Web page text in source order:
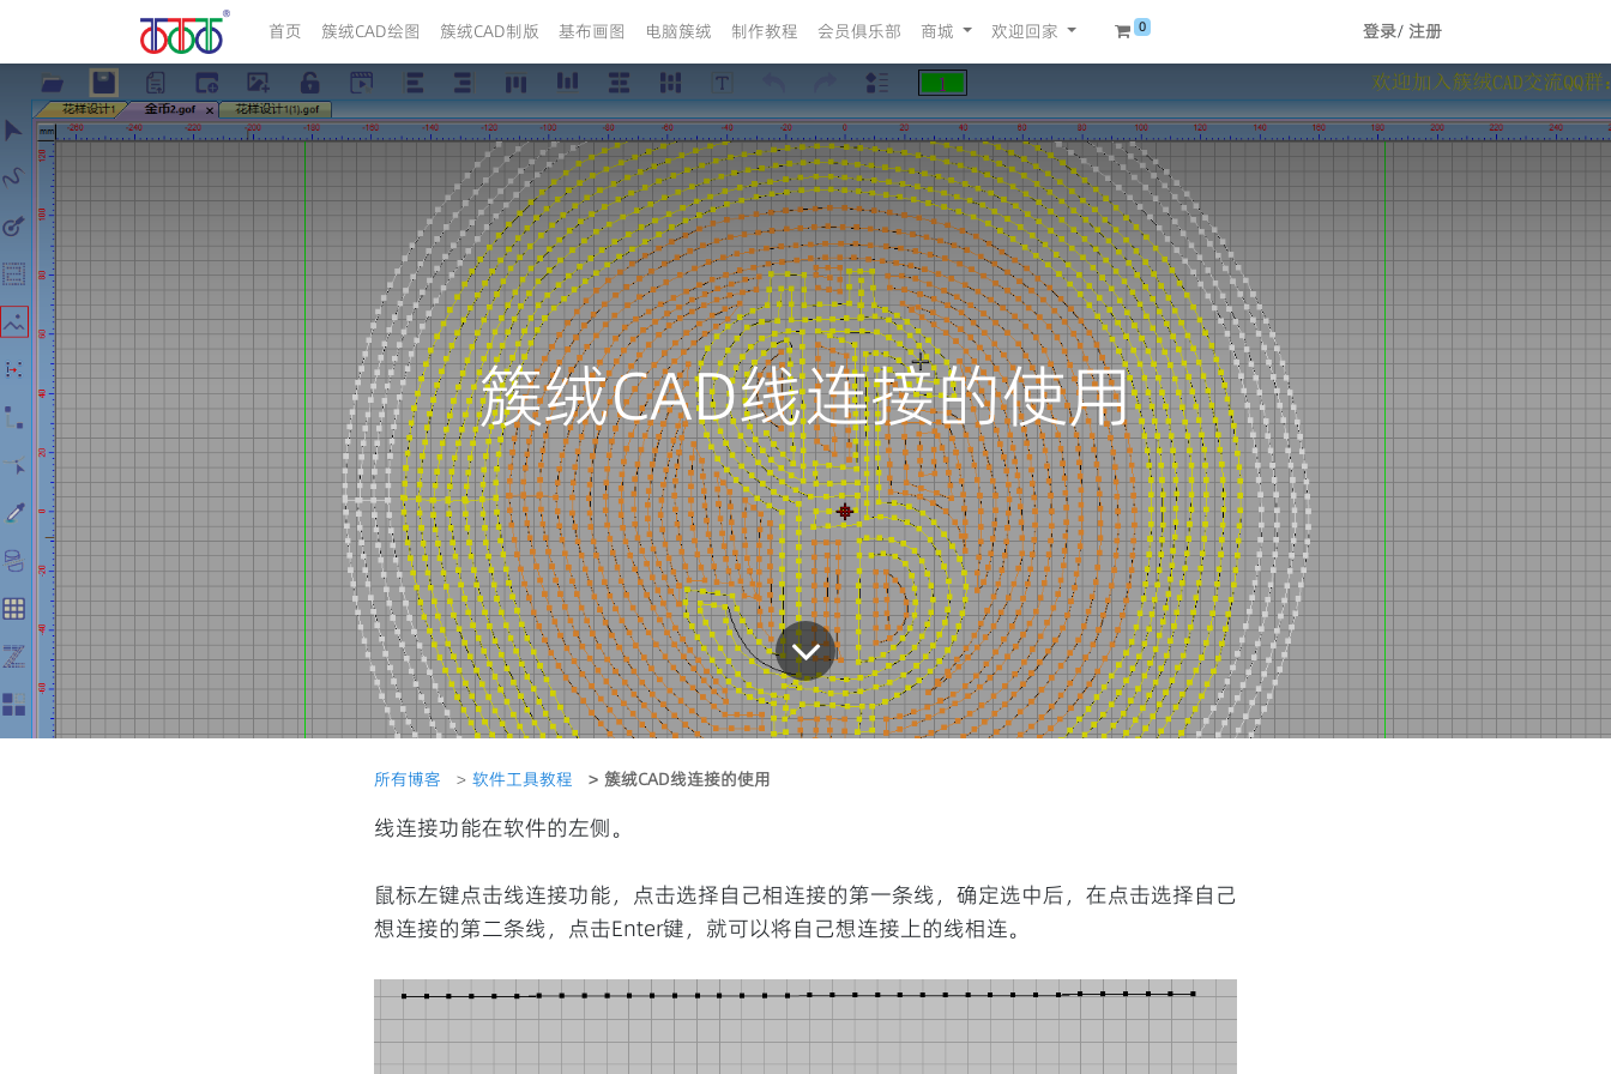
首页 簇绒CAD绘图 簇绒CAD制版 基布画图 电脑簇绒 制作教程 会员俱乐部 商城 欢迎回家 0 登录/ 注册
簇绒CAD线连接的使用
所有博客 软件工具教程 簇绒CAD线连接的使用
线连接功能在软件的左侧。
鼠标左键点击线连接功能，点击选择自己相连接的第一条线，确定选中后，在点击选择自己
想连接的第二条线，点击Enter键，就可以将自己想连接上的线相连。